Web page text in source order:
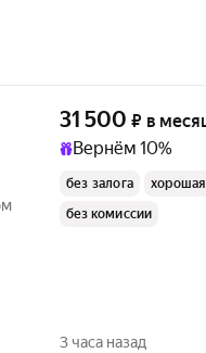
31 500 ₽ в
Вернём 10%
без залога
без комиссии
3 часа назад